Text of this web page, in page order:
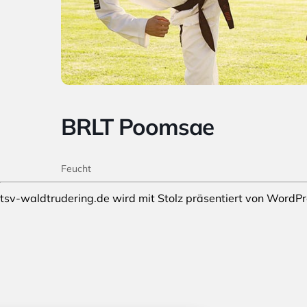
BRLT Poomsae
Feucht
tsv-waldtrudering.de wird mit Stolz präsentiert von